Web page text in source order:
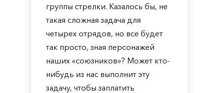
группы стрелки. Казалось бы, не
такая сложная задача для
четырех отрядов, но все будет
так просто, зная персонажей
наших «союзников»? Может кто-
нибудь из нас выполнит эту
задачу, чтобы заплатить